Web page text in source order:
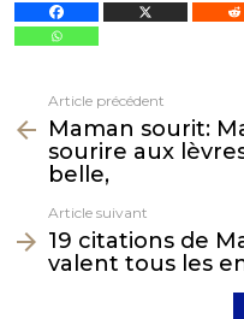
plus
Article précédent
Maman sourit:
sourire aux
belle,
Article suivant
19 citations de
valent tous les